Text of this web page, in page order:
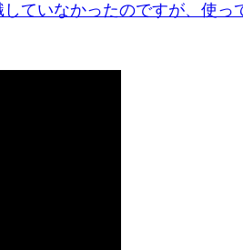
ていなかったのですが、使